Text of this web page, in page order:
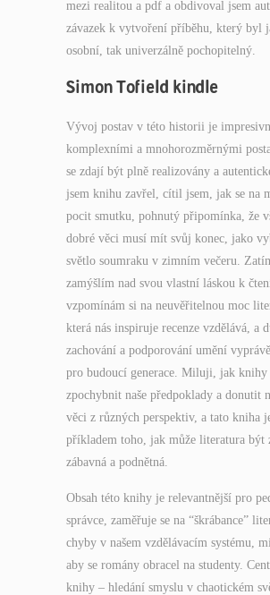
mezi realitou a pdf a obdivoval jsem
závazek k vytvoření příběhu, který byl
osobní, tak univerzálně pochopitelný.
Simon Tofield kindle
Vývoj postav v této historii je
komplexními a mnohorozměrnými
se zdají být plně realizovány a
jsem knihu zavřel, cítil jsem, jak se na
pocit smutku, pohnutý připomínka, že
dobré věci musí mít svůj konec, jako
světlo soumraku v zimním večeru.
zamýšlím nad svou vlastní láskou k
vzpomínám si na neuvěřitelnou moc
která nás inspiruje recenze vzdělává, a
zachování a podporování umění
pro budoucí generace. Miluji, jak knihy
zpochybnit naše předpoklady a donutit
věci z různých perspektiv, a tato kniha
příkladem toho, jak může literatura být
zábavná a podnětná.
Obsah této knihy je relevantnější pro
správce, zaměřuje se na “škrábance”
chyby v našem vzdělávacím systému,
aby se romány obracel na studenty.
knihy – hledání smyslu v chaotickém